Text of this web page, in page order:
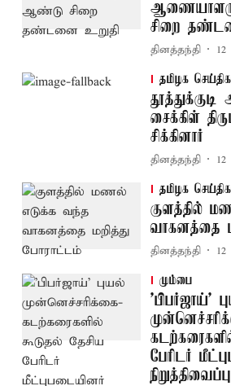
சிறை
தினத்தந்தி 12
தமிழக
சைக்கிள்
சிக்கினார்
தினத்தந்தி 12
தமிழக
குளத்தில்
வாகனத்தை
தினத்தந்தி 12
மும்பை
'பிபர்ஜாய்'
பேரிடர்
நிறுத்திவைப்பு